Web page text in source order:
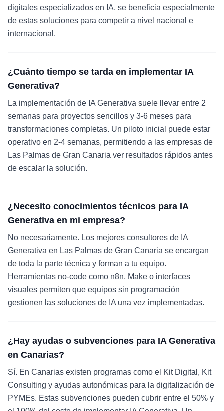
digitales especializados en IA, se beneficia especialmente
de estas soluciones para competir a nivel nacional e
internacional.
¿Cuánto tiempo se tarda en implementar IA
Generativa?
La implementación de IA Generativa suele llevar entre 2
semanas para proyectos sencillos y 3-6 meses para
transformaciones completas. Un piloto inicial puede estar
operativo en 2-4 semanas, permitiendo a las empresas de
Las Palmas de Gran Canaria ver resultados rápidos antes
de escalar la solución.
¿Necesito conocimientos técnicos para IA
Generativa en mi empresa?
No necesariamente. Los mejores consultores de IA
Generativa en Las Palmas de Gran Canaria se encargan
de toda la parte técnica y forman a tu equipo.
Herramientas no-code como n8n, Make o interfaces
visuales permiten que equipos sin programación
gestionen las soluciones de IA una vez implementadas.
¿Hay ayudas o subvenciones para IA Generativa
en Canarias?
Sí. En Canarias existen programas como el Kit Digital, Kit
Consulting y ayudas autonómicas para la digitalización de
PYMEs. Estas subvenciones pueden cubrir entre el 50% y